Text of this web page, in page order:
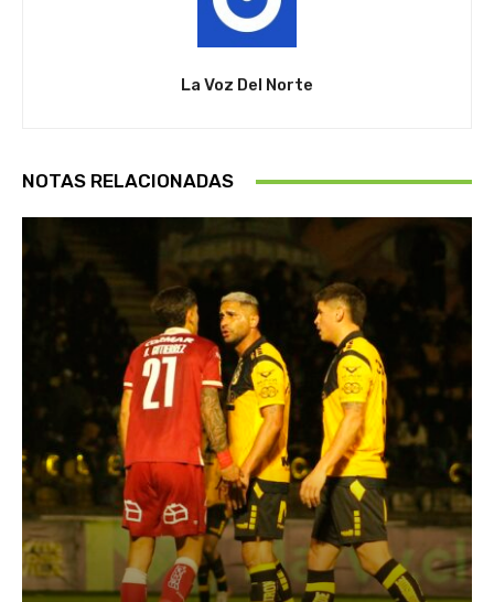
La Voz Del Norte
NOTAS RELACIONADAS